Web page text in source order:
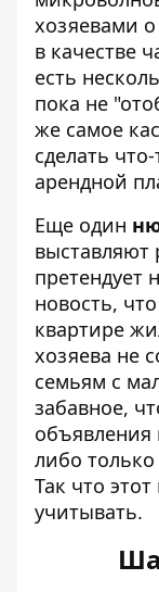
хозяевами
в качестве
есть
пока не
же самое
сделать
арендной
Еще один
выставляют
претендует
новость,
квартире
хозяева не
семьям с
забавное,
объявления
либо
Так что
учитывать.